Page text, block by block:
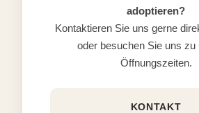
adoptieren?
Kontaktieren Sie uns gerne
oder besuchen Sie uns zu
Öffnungszeiten.
KONTAKT